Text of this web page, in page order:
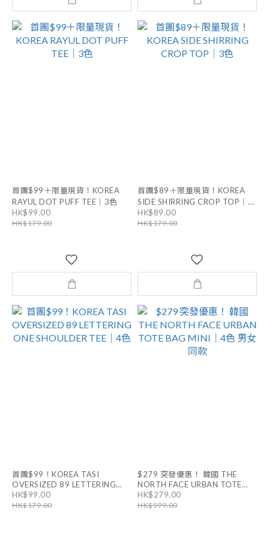
首團$99＋限量現貨！KOREA
RAYUL DOT PUFF TEE｜3色
HK$99.00
HK$179.00
首團$89＋限量現貨！KOREA
SIDE SHIRRING CROP TOP｜3
色
HK$89.00
HK$179.00
首團$99！KOREA TASI
OVERSIZED 89 LETTERING
ONE SHOULDER TEE｜4色
HK$99.00
HK$179.00
$279 突發優惠！ 韓國 THE
NORTH FACE URBAN TOTE
BAG MINI｜4色 男女同款
HK$279.00
HK$599.00